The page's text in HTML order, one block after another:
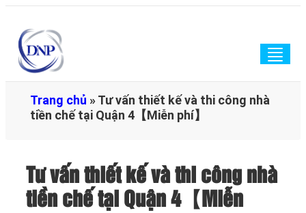
Trang chủ »Tư vấn thiết kế và thi công nhà
tiền chế tại Quận 4【Miễn phí】
Tư vấn thiết kế và thi công nhà
tiền chế tại Quận 4【Miễn